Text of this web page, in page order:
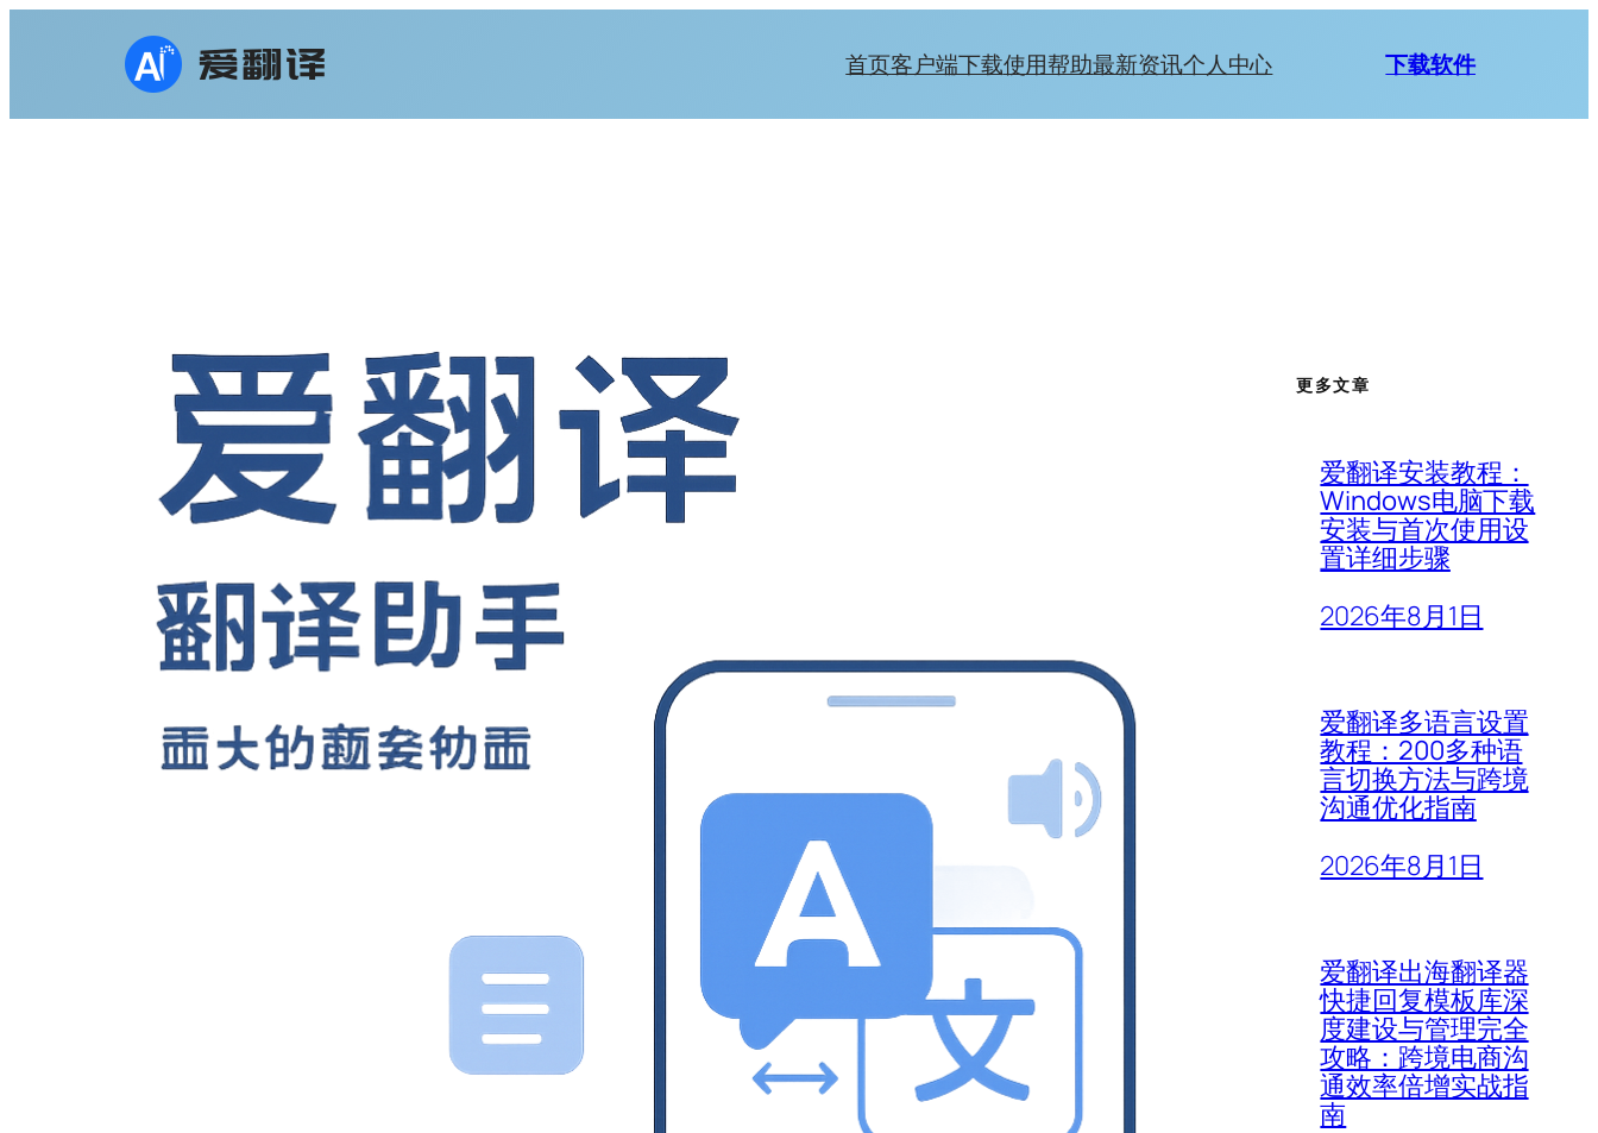
首页客户端下载使用帮助最新资讯个人中心 下载软件
更多文章
爱翻译安装教程：
Windows电脑下载
安装与首次使用设
置详细步骤
2026年8月1日
爱翻译多语言设置
教程：200多种语
言切换方法与跨境
沟通优化指南
2026年8月1日
爱翻译出海翻译器
快捷回复模板库深
度建设与管理完全
攻略：跨境电商沟
通效率倍增实战指
南